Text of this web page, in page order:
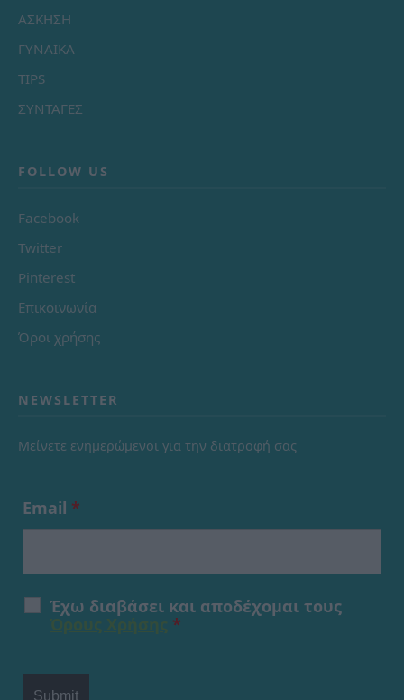
ΑΣΚΗΣΗ
ΓΥΝΑΙΚΑ
TIPS
ΣΥΝΤΑΓΕΣ
FOLLOW US
Facebook
Twitter
Pinterest
Επικοινωνία
Όροι χρήσης
NEWSLETTER
Μείνετε ενημερώμενοι για την διατροφή σας
Email *
Έχω διαβάσει και αποδέχομαι τους
*